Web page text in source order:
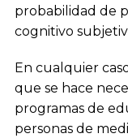
probabilidad de
cognitivo
En cualquier
que se hace
programas de
personas de